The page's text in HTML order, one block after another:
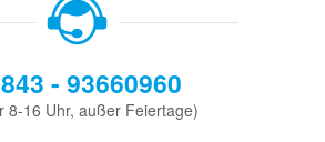
- 93660960
8-16 Uhr, außer Feiertage)